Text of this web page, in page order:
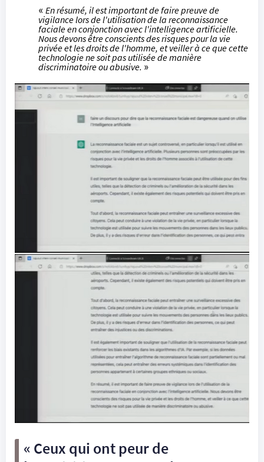
« En résumé, il est important de faire preuve de
vigilance lors de l'utilisation de la reconnaissance
faciale en conjonction avec l'intelligence artificielle.
Nous devons être conscients des risques pour la vie
privée et les droits de l'homme, et veiller à ce que cette
technologie ne soit pas utilisée de manière
discriminatoire ou abusive. »
« Ceux qui ont peur de